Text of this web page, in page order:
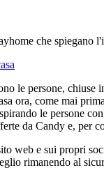
che spiegano
le persone,
ora, come mai
le persone
da Candy e, per
web e sui propri
rimanendo al